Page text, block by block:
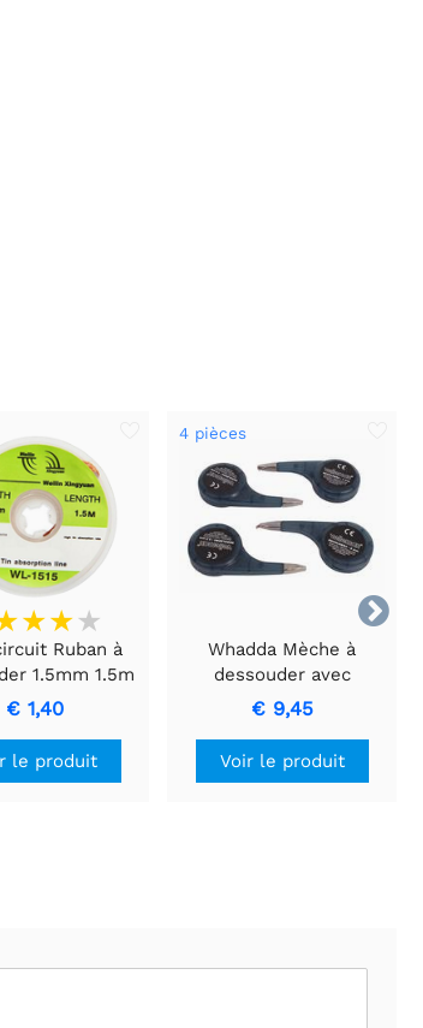

Ruban à
1.5mm 1.5m
€ 1,40
le produit
4 pièces
Whadda Mèche à
dessouder avec
distributeur de roue - 4
pcs
€ 9,45
Voir le produit